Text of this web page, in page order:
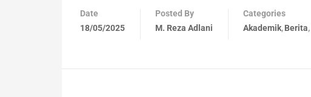
Date
18/05/2025
Posted By
M. Reza Adlani
Categories
Akademik Berita